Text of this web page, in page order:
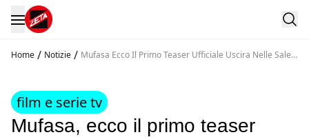
Home / Notizie / Mufasa Ecco Il Primo Teaser Ufficiale Uscira Nelle Sale
film e serie tv
Mufasa, ecco il primo teaser